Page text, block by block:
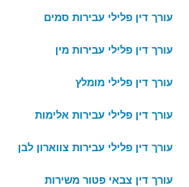
עורך דין פלילי עבירות סמים
עורך דין פלילי עבירות מין
עורך דין פלילי מומלץ
עורך דין פלילי עבירות אלימות
עורך דין פלילי עבירות צווארון לבן
עורך דין צבאי פטור משירות